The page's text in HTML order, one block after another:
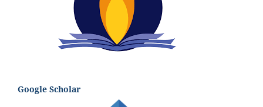
Google Scholar